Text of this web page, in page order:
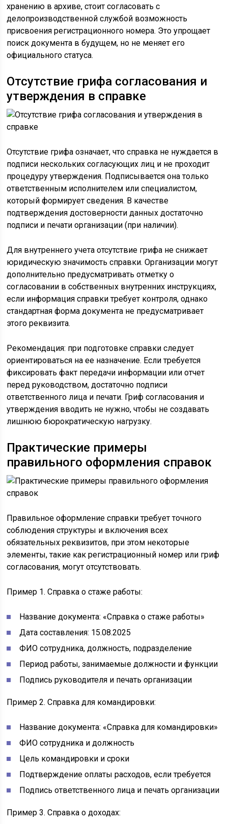
хранению в архиве, стоит согласовать с
делопроизводственной службой возможность
присвоения регистрационного номера. Это упрощает
поиск документа в будущем, но не меняет его
официального статуса.
Отсутствие грифа согласования и
утверждения в справке
Отсутствие грифа означает, что справка не нуждается в
подписи нескольких согласующих лиц и не проходит
процедуру утверждения. Подписывается она только
ответственным исполнителем или специалистом,
который формирует сведения. В качестве
подтверждения достоверности данных достаточно
подписи и печати организации (при наличии).
Для внутреннего учета отсутствие грифа не снижает
юридическую значимость справки. Организации могут
дополнительно предусматривать отметку о
согласовании в собственных внутренних инструкциях,
если информация справки требует контроля, однако
стандартная форма документа не предусматривает
этого реквизита.
Рекомендация: при подготовке справки следует
ориентироваться на ее назначение. Если требуется
фиксировать факт передачи информации или отчет
перед руководством, достаточно подписи
ответственного лица и печати. Гриф согласования и
утверждения вводить не нужно, чтобы не создавать
лишнюю бюрократическую нагрузку.
Практические примеры
правильного оформления справок
Правильное оформление справки требует точного
соблюдения структуры и включения всех
обязательных реквизитов, при этом некоторые
элементы, такие как регистрационный номер или гриф
согласования, могут отсутствовать.
Пример 1. Справка о стаже работы:
Название документа: «Справка о стаже работы»
Дата составления: 15.08.2025
ФИО сотрудника, должность, подразделение
Период работы, занимаемые должности и функции
Подпись руководителя и печать организации
Пример 2. Справка для командировки:
Название документа: «Справка для командировки»
ФИО сотрудника и должность
Цель командировки и сроки
Подтверждение оплаты расходов, если требуется
Подпись ответственного лица и печать организации
Пример 3. Справка о доходах: